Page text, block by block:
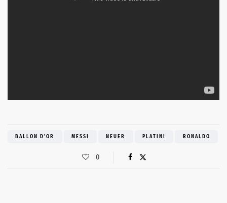
BALLON D'OR MESSI NEUER PLATINI RONALDO
0